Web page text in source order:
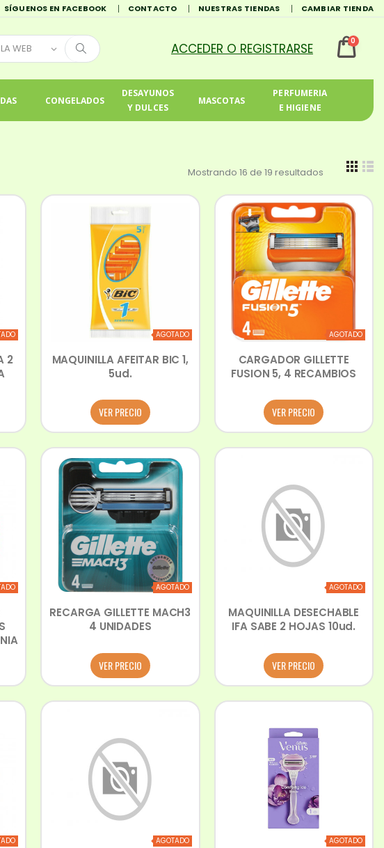
SÍGUENOS EN FACEBOOK CONTACTO NUESTRAS TIENDAS CAMBIAR TIENDA
0
CONGELADOS
DESAYUNOS
Y DULCES
MASCOTAS
PERFUMERIA
E HIGIENE
Mostrando 16 de 19 resultados
2
AGOTADO
MAQUINILLA AFEITAR BIC 1,
5ud.
VER PRECIO
AGOTADO
CARGADOR GILLETTE
FUSION 5, 4 RECAMBIOS
VER PRECIO
AGOTADO
RECARGA GILLETTE MACH3
4 UNIDADES
VER PRECIO
AGOTADO
MAQUINILLA DESECHABLE
IFA SABE 2 HOJAS 10ud.
VER PRECIO
AGOTADO AGOTADO